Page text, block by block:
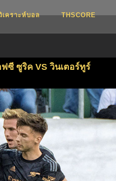
เคราะห์บอล THSCORE
ฟซี ซูริค VS วินเตอร์ทูร์